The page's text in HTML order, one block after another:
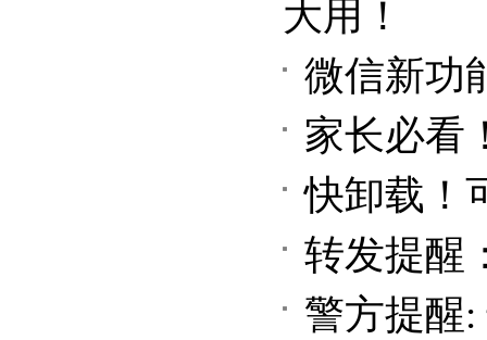
大用！
微信新功
家长必看
快卸载！
转发提醒
警方提醒